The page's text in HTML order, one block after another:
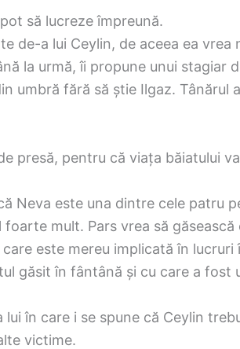
să lucreze împreună.
de-a lui Ceylin, de aceea ea vrea
la urmă, îi propune unui stagiar
umbră fără să știe Ilgaz. Tânărul
presă, pentru că viața băiatului
Neva este una dintre cele patru
mult. Pars vrea să găsească
este mereu implicată în lucruri
găsit în fântână și cu care a fost
în care i se spune că Ceylin
victime.